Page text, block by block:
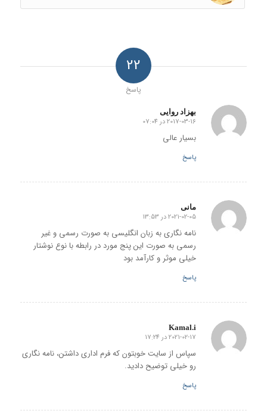
22
پاسخ
بهزاد روایی
گفته:
2017-03-16 در 07:04
بسیار عالی
پاسخ
مانی
گفته:
2021-02-05 در 13:53
نامه نگاری به زبان انگلیسی به صورت رسمی و غیر
رسمی به صورت این پنج مورد در رابطه با نوع نوشتار
خیلی موثر و کارآمد بود
پاسخ
Kamal.i
گفته:
2021-02-17 در 17:24
سپاس از سایت خوبتون که فرم اداری داشتن، نامه نگاری
رو خیلی توضیح دادید.
پاسخ